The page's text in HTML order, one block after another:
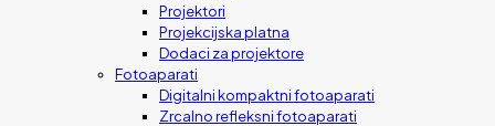
Projektori
Projekcijska platna
Dodaci za projektore
Fotoaparati
Digitalni kompaktni fotoaparati
Zrcalno refleksni fotoaparati